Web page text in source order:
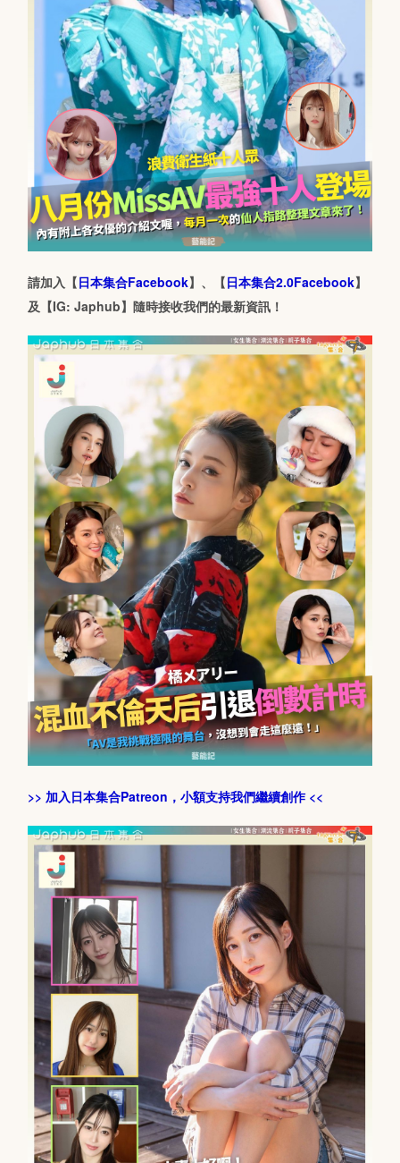
請加入【日本集合Facebook】、【日本集合2.0Facebook】
及【IG: Japhub】隨時接收我們的最新資訊！
>> 加入日本集合Patreon，小額支持我們繼續創作 <<